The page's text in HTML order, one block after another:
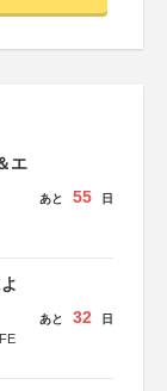
エ
あと 55 日
あと 32 日